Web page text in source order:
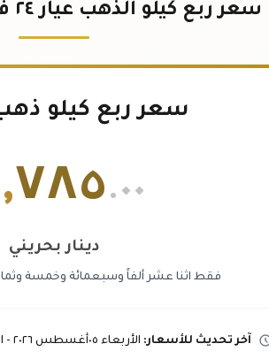
سعر ربع كيلو الذهب عيار ٢٤ في البحرين - اليوم
سعر ربع كيلو
,٧٨٥.٠٠
دينار بحريني
فقط اثنا عشر ألفاً وسبعمائة وخمسة
آخر تحديث للأسعار: الأربعاء ٠٥ أغسطس ٢٠٢٦ -